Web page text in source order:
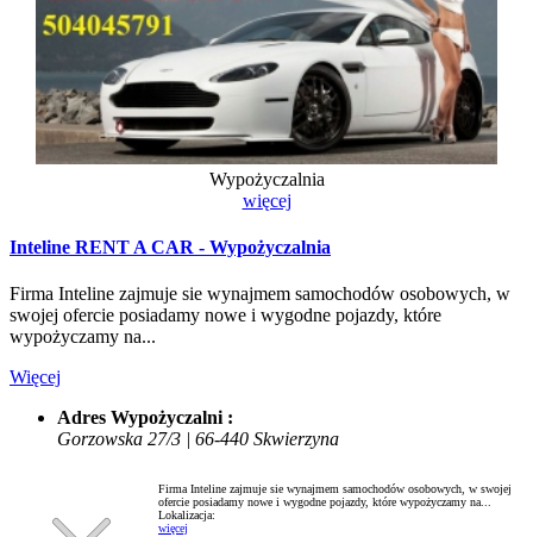
Wypożyczalnia
więcej
Inteline RENT A CAR - Wypożyczalnia
Firma Inteline zajmuje sie wynajmem samochodów osobowych, w
swojej ofercie posiadamy nowe i wygodne pojazdy, które
wypożyczamy na...
Więcej
Adres Wypożyczalni :
Gorzowska 27/3 | 66-440 Skwierzyna
Firma Inteline zajmuje sie wynajmem samochodów osobowych, w swojej
ofercie posiadamy nowe i wygodne pojazdy, które wypożyczamy na...
Lokalizacja:
więcej